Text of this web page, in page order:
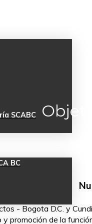
SCABC
BC
- Bogota D.C. y
promoción de la